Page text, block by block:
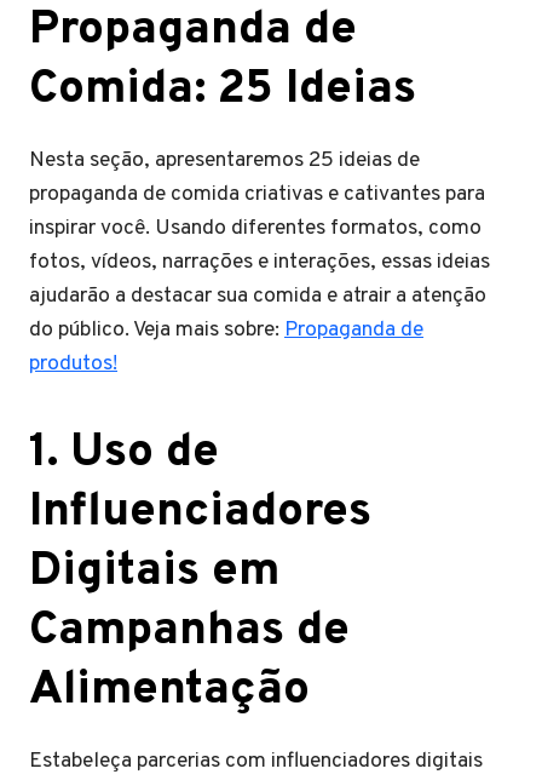
Propaganda de
Comida: 25 Ideias
Nesta seção, apresentaremos 25 ideias de
propaganda de comida criativas e cativantes para
inspirar você. Usando diferentes formatos, como
fotos, vídeos, narrações e interações, essas ideias
ajudarão a destacar sua comida e atrair a atenção
do público. Veja mais sobre: Propaganda de
produtos!
1. Uso de
Influenciadores
Digitais em
Campanhas de
Alimentação
Estabeleça parcerias com influenciadores digitais